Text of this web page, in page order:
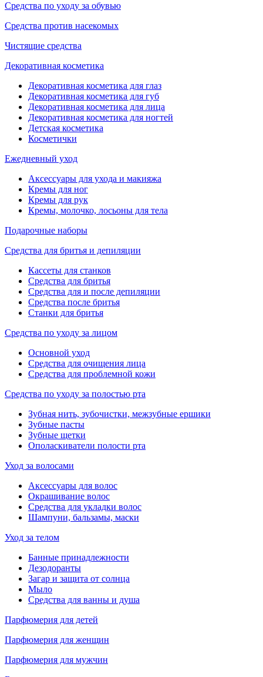
Средства по уходу за обувью
Средства против насекомых
Чистящие средства
Декоративная косметика
Декоративная косметика для глаз
Декоративная косметика для губ
Декоративная косметика для лица
Декоративная косметика для ногтей
Детская косметика
Косметички
Ежедневный уход
Аксессуары для ухода и макияжа
Кремы для ног
Кремы для рук
Кремы, молочко, лосьоны для тела
Подарочные наборы
Средства для бритья и депиляции
Кассеты для станков
Средства для бритья
Средства для и после депиляции
Средства после бритья
Станки для бритья
Средства по уходу за лицом
Основной уход
Средства для очищения лица
Средства для проблемной кожи
Средства по уходу за полостью рта
Зубная нить, зубочистки, межзубные ершики
Зубные пасты
Зубные щетки
Ополаскиватели полости рта
Уход за волосами
Аксессуары для волос
Окрашивание волос
Средства для укладки волос
Шампуни, бальзамы, маски
Уход за телом
Банные принадлежности
Дезодоранты
Загар и защита от солнца
Мыло
Средства для ванны и душа
Парфюмерия для детей
Парфюмерия для женщин
Парфюмерия для мужчин